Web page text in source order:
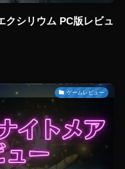
クシリウム PC版レビュ
ゲームレビュー